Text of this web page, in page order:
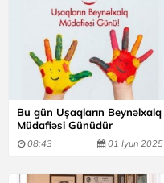
Bu gün Uşaqların Beynəlxalq
Müdafiəsi Günüdür
08:43 01 İyun 2025